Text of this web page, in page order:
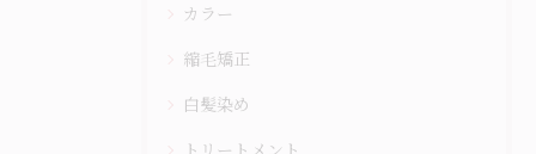
カラー
縮毛矯正
白髪染め